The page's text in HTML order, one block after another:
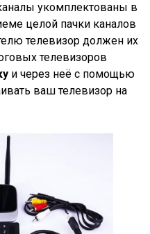
укомплектованы в
целой пачки каналов
телевизор должен их
телевизоров
и через неё с помощью
ваш телевизор на